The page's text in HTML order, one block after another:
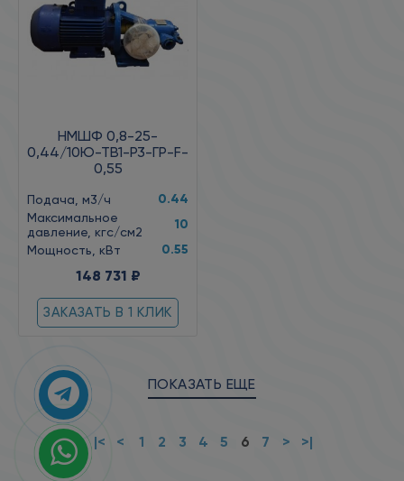
НМШФ 0,8-25-
0,44/10Ю-ТВ1-Р3-ГР-F-
0,55
Подача, м3/ч 0.44
Максимальное
давление, кгс/см2
10
Мощность, кВт 0.55
148 731 ₽
ЗАКАЗАТЬ В 1 КЛИК
ПОКАЗАТЬ ЕЩЕ
|< < 1 2 3 4 5 6 7 > >|